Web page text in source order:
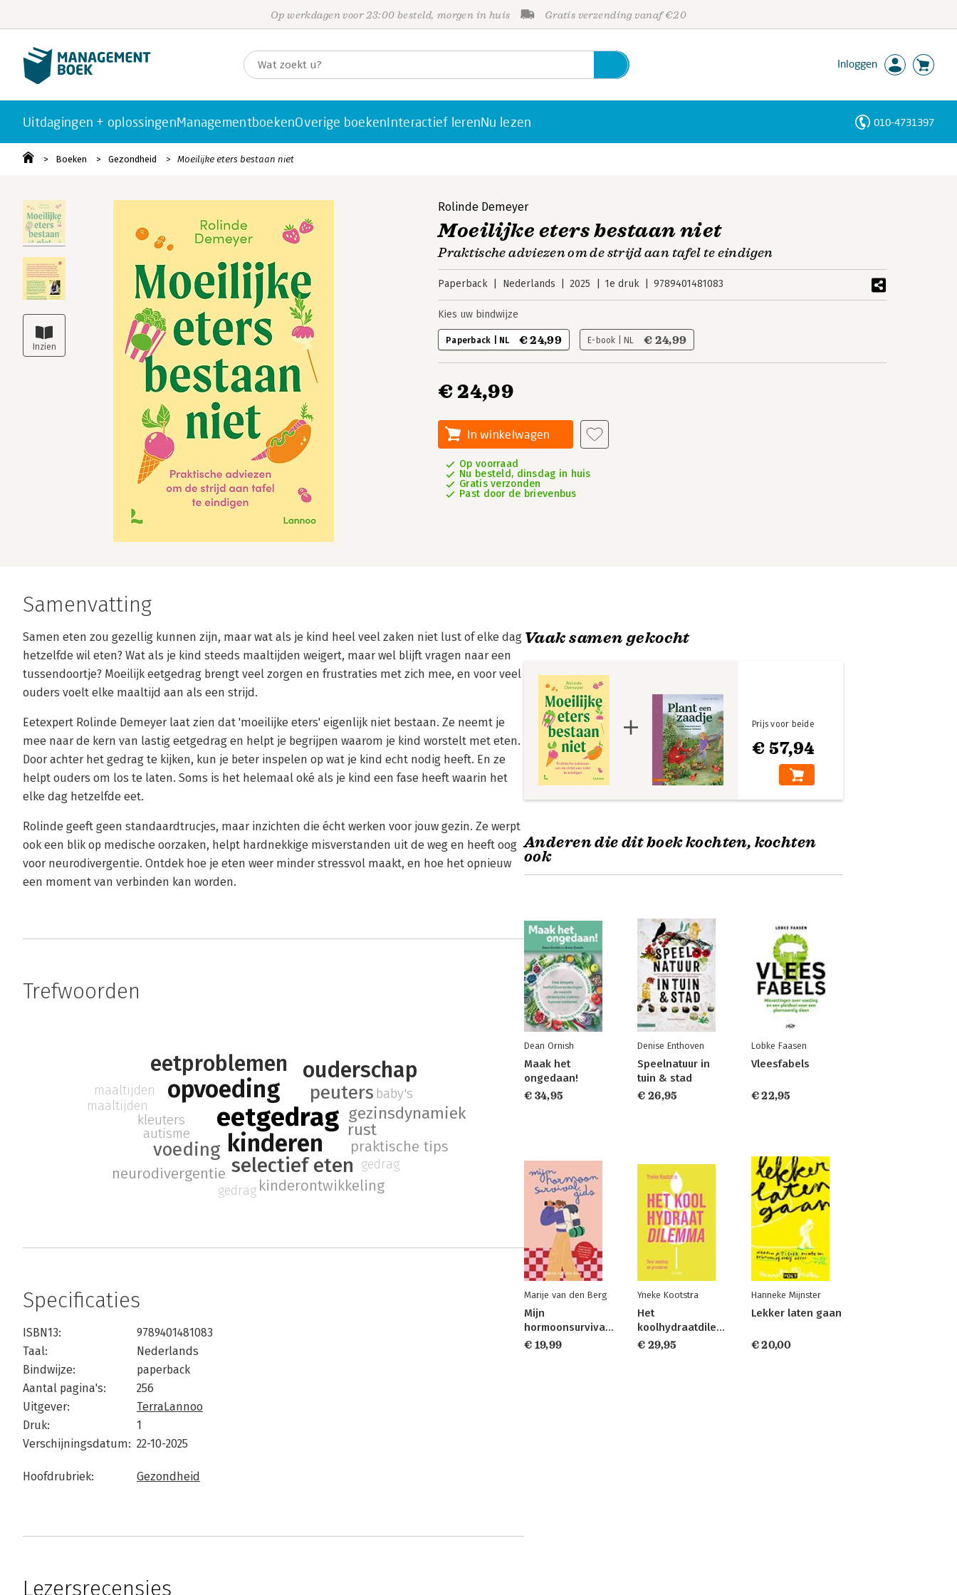
Op werkdagen voor 23:00 besteld, morgen in huis Gratis verzending vanaf €20
Inloggen
Uitdagingen + oplossingenManagementboekenOverige boekenInteractief lerenNu lezen 010-4731397
Boeken Gezondheid Moeilijke eters bestaan niet
Rolinde Demeyer
Moeilijke eters bestaan niet
Praktische adviezen om de strijd aan tafel te eindigen
Paperback Nederlands 2025 1e druk 9789401481083
Kies uw bindwijze
Paperback | NL € 24,99 E-book | NL € 24,99
€ 24,99
In winkelwagen
Op voorraad
Nu besteld, dinsdag in huis
Gratis verzonden
Past door de brievenbus
Samenvatting
Samen eten zou gezellig kunnen zijn, maar wat als je kind heel veel zaken niet lust of elke dag
hetzelfde wil eten? Wat als je kind steeds maaltijden weigert, maar wel blijft vragen naar een
tussendoortje? Moeilijk eetgedrag brengt veel zorgen en frustraties met zich mee, en voor veel
ouders voelt elke maaltijd aan als een strijd.
Eetexpert Rolinde Demeyer laat zien dat 'moeilijke eters' eigenlijk niet bestaan. Ze neemt je
mee naar de kern van lastig eetgedrag en helpt je begrijpen waarom je kind worstelt met eten.
Door achter het gedrag te kijken, kun je beter inspelen op wat je kind echt nodig heeft. En ze
helpt ouders om los te laten. Soms is het helemaal oké als je kind een fase heeft waarin het
elke dag hetzelfde eet.
Rolinde geeft geen standaardtrucjes, maar inzichten die écht werken voor jouw gezin. Ze werpt
ook een blik op medische oorzaken, helpt hardnekkige misverstanden uit de weg en heeft oog
voor neurodivergentie. Ontdek hoe je eten weer minder stressvol maakt, en hoe het opnieuw
een moment van verbinden kan worden.
Trefwoorden
eetgedrag
opvoeding
kinderen
eetproblemen ouderschap
selectief eten
peuters
voeding
gezinsdynamiek
rust
praktische tips
kinderontwikkeling
neurodivergentie
autisme
kleuters
baby's
gedrag
maaltijden
gedrag
maaltijden
Specificaties
ISBN13:
9789401481083
Taal:
Nederlands
Bindwijze:
paperback
Aantal pagina's:
256
Uitgever:
TerraLannoo
Druk:
1
Verschijningsdatum: 22-10-2025
Hoofdrubriek: Gezondheid
Lezersrecensies
Vaak samen gekocht
€ 57,94
Prijs voor beide
Anderen die dit boek kochten, kochten
ook
Dean Ornish
Maak het
ongedaan!
€ 34,95
Denise Enthoven
Speelnatuur in
tuin & stad
€ 26,95
Lobke Faasen
Vleesfabels
€ 22,95
Marije van den Berg
Mijn
hormoonsurvivalgids
€ 19,99
Yneke Kootstra
Het
koolhydraatdilemma
€ 29,95
Hanneke Mijnster
Lekker laten gaan
€ 20,00
Personen